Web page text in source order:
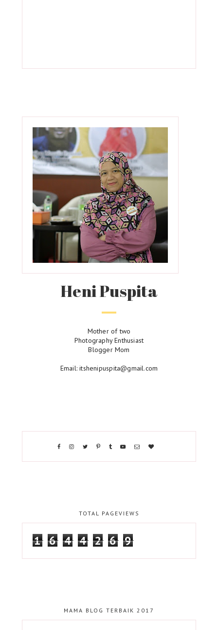
Heni Puspita
Mother of two
Photography Enthusiast
Blogger Mom
Email: itshenipuspita@gmail.com
TOTAL PAGEVIEWS
1 6 4 4 2 6 9
MAMA BLOG TERBAIK 2017